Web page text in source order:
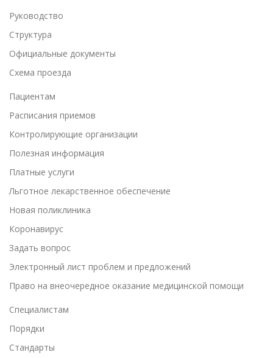
Руководство
Структура
Официальные документы
Схема проезда
Пациентам
Расписания приемов
Контролирующие организации
Полезная информация
Платные услуги
Льготное лекарственное обеспечение
Новая поликлиника
Коронавирус
Задать вопрос
Электронный лист проблем и предложений
Право на внеочередное оказание медицинской помощи
Специалистам
Порядки
Cтандарты